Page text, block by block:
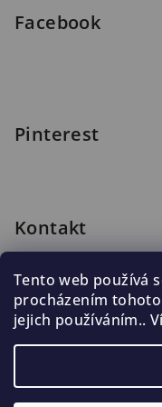
Tento web používá
procházením
jejich používáním..
Facebook
Pinterest
Kontakt
222 316 990
776 019 998, 602 537